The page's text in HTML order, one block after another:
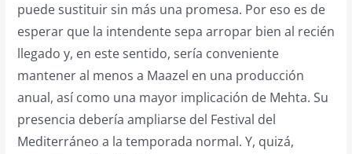
puede sustituir sin más una promesa. Por eso es de
esperar que la intendente sepa arropar bien al recién
llegado y, en este sentido, sería conveniente
mantener al menos a Maazel en una producción
anual, así como una mayor implicación de Mehta. Su
presencia debería ampliarse del Festival del
Mediterráneo a la temporada normal. Y, quizá,